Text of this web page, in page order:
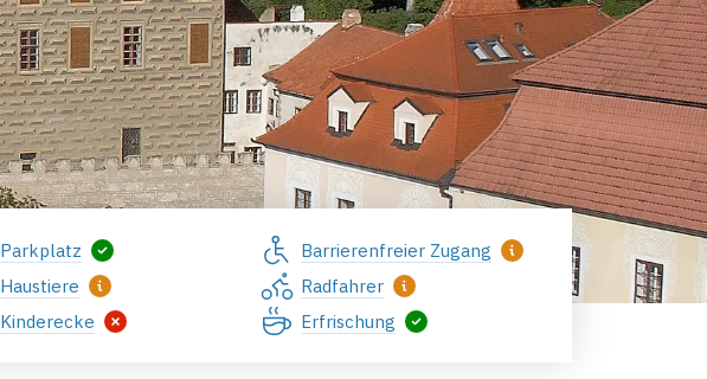
Parkplatz
Barrierenfreier Zugang
Haustiere
Radfahrer
Kinderecke
Erfrischung